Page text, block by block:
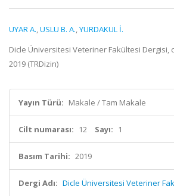
UYAR A.,USLU B. A.,YURDAKUL İ.
Dicle Üniversitesi Veteriner Fakültesi Dergisi,
2019 (TRDizin)
Yayın Türü: Makale / Tam Makale
Cilt numarası: 12 Sayı: 1
Basım Tarihi: 2019
Dergi Adı: Dicle Üniversitesi Veteriner